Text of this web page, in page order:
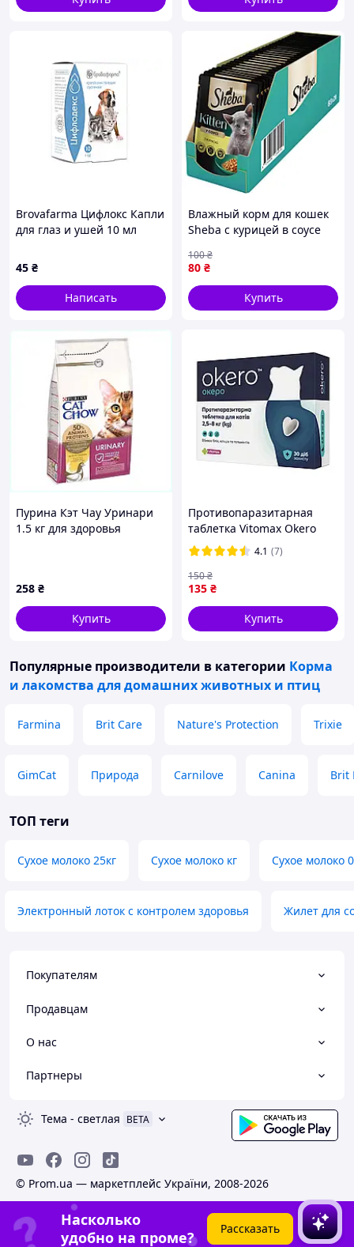
Brovafarma Цифлокс Капли
для глаз и ушей 10 мл
45 ₴
Написать
Влажный корм для кошек
Sheba с курицей в соусе
(4770608264567) (g411685)
80 ₴
100₴
Купить
Пурина Кэт Чау Уринари
1.5 кг для здоровья
258 ₴
Купить
Противопаразитарная
таблетка Vitomax Okero
(ОКЕРО) для кошек 2,5-8 кг
со вкусом лосося (1 табл.)
4.1 (7)
135 ₴
150₴
Купить
Популярные производители в категории Корма
и лакомства для домашних животных и птиц
Farmina Brit Care Nature's Protection Trixie
GimCat Природа Carnilove Canina Brit
ТОП теги
Сухое молоко 25кг Сухое молоко кг Сухое молоко 0
Электронный лоток с контролем здоровья Жилет для
Покупателям
Продавцам
О нас
Партнеры
Тема - светлая BETA
© Prom.ua — маркетплейс України, 2008-2026
Насколько
удобно на проме?
Рассказать